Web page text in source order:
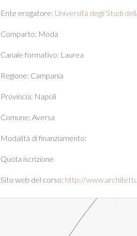
Ente erogatore: Università degli Studi
Comparto: Moda
Canale formativo: Laurea
Regione: Campania
Provincia: Napoli
Comune:Aversa
Modalità di finanziamento:
Quota iscrizione
Sito web del corso: http://